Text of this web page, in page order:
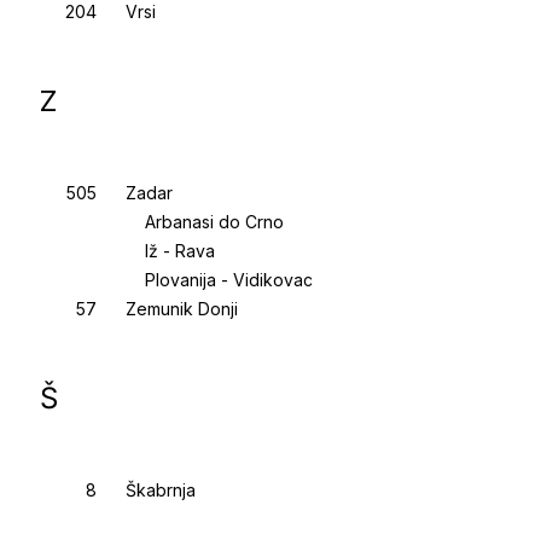
Vrsi
Z
Zadar
Arbanasi do Crno
Iž - Rava
Plovanija - Vidikovac
Zemunik Donji
Š
Škabrnja